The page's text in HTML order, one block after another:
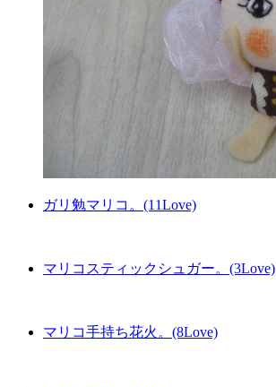
ガリ勉マリコ。(11Love)
マリコスティックシュガー。(3Love)
マリコ手持ち花火。(8Love)